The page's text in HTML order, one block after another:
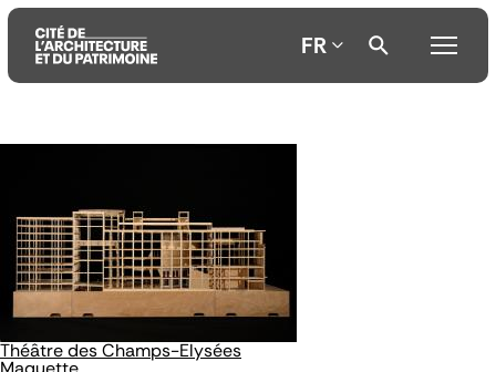
principal
principal
recherche
FR
Théâtre des Champs-Elysées